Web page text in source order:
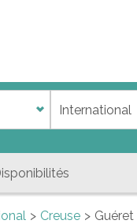
Creuse Guéret